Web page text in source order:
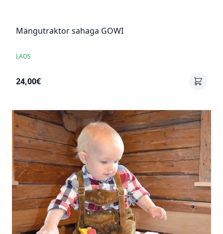
Mängutraktor sahaga GOWI
LAOS
24,00€